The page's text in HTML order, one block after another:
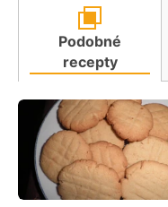
Podobné
recepty